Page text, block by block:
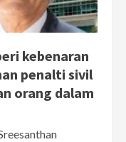
kebenaran
penalti sivil
orang dalam